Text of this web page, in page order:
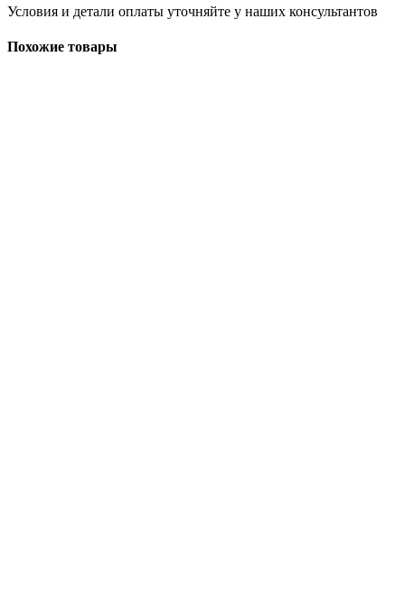
Условия и детали оплаты уточняйте у наших консультантов
Похожие товары